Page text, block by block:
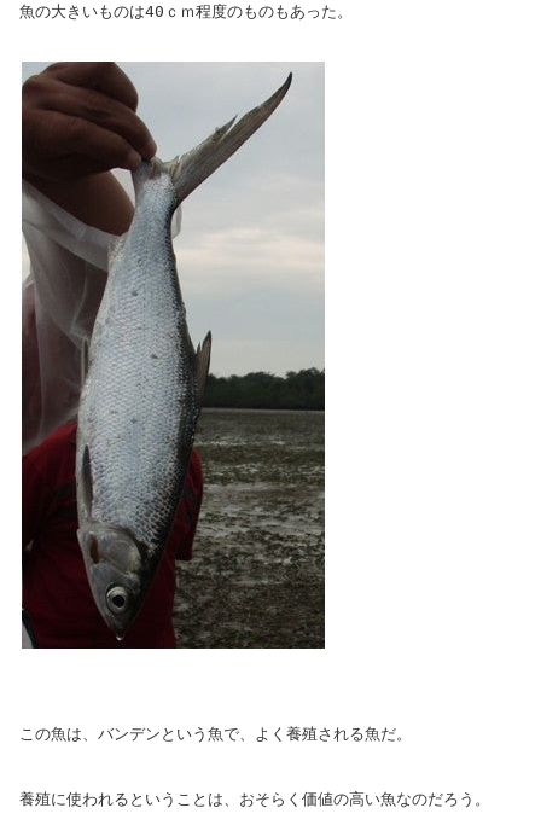
魚の大きいものは40ｃｍ程度のものもあった。
この魚は、バンデンという魚で、よく養殖される魚だ。
養殖に使われるということは、おそらく価値の高い魚なのだろう。